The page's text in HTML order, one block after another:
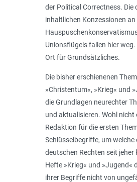
der Political Correctness.
inhaltlichen Konzessionen an
Unionsflügels fallen hier weg.
Ort für Grundsätzliches.
Die bisher erschienenen
»Christentum«, »Krieg« und
die Grundlagen neurechter
und aktualisieren. Wohl nicht
Redaktion für die ersten
Schlüsselbegriffe, um welche
deutschen Rechten seit jeher
Hefte »Krieg« und
ihrer Begriffe nicht von